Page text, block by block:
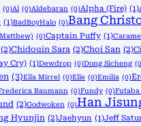
(0)Al (0)Aldebaran (0)Alpha (Fire) (1)
(1)BadBoyHalo (0)Bang
(0)Captain Puffy (1)
(2)Chidouin Sara (2)Choi San (2)
Cry) (1)Dewdrop (0)Dong Sicheng
(3)Ella Mirrel (0)Elle (0)Emilia (0)
Baumann (0)Fundy (0)Futaba
(2)Godwoken (0)Han
Hyunjin (2)Jaehyun (1)Jeff